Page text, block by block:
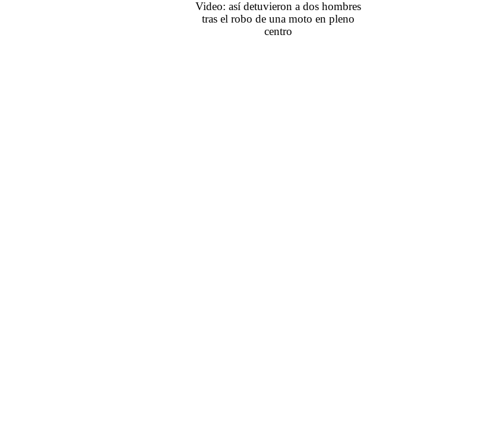
Video: así detuvieron a dos hombres
tras el robo de una moto en pleno
centro